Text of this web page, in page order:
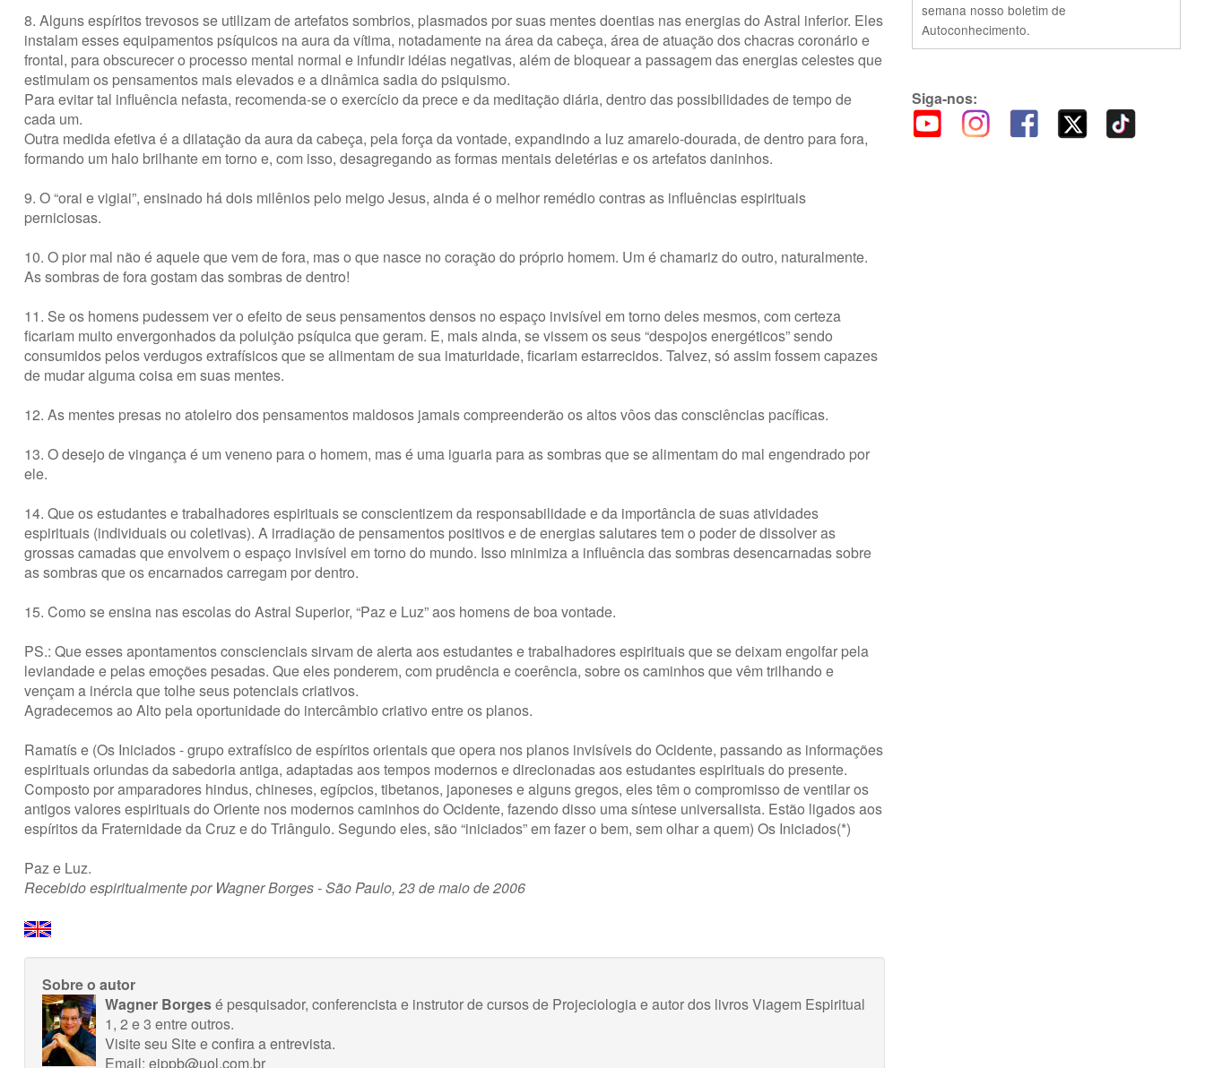
8. Alguns espíritos trevosos se utilizam de artefatos sombrios, plasmados por suas mentes doentias nas energias do Astral inferior. Eles
instalam esses equipamentos psíquicos na aura da vítima, notadamente na área da cabeça, área de atuação dos chacras coronário e
frontal, para obscurecer o processo mental normal e infundir idéias negativas, além de bloquear a passagem das energias celestes que
estimulam os pensamentos mais elevados e a dinâmica sadia do psiquismo.
Para evitar tal influência nefasta, recomenda-se o exercício da prece e da meditação diária, dentro das possibilidades de tempo de
cada um.
Outra medida efetiva é a dilatação da aura da cabeça, pela força da vontade, expandindo a luz amarelo-dourada, de dentro para fora,
formando um halo brilhante em torno e, com isso, desagregando as formas mentais deletérias e os artefatos daninhos.
9. O “orai e vigiai”, ensinado há dois milênios pelo meigo Jesus, ainda é o melhor remédio contras as influências espirituais
perniciosas.
10. O pior mal não é aquele que vem de fora, mas o que nasce no coração do próprio homem. Um é chamariz do outro, naturalmente.
As sombras de fora gostam das sombras de dentro!
11. Se os homens pudessem ver o efeito de seus pensamentos densos no espaço invisível em torno deles mesmos, com certeza
ficariam muito envergonhados da poluição psíquica que geram. E, mais ainda, se vissem os seus “despojos energéticos” sendo
consumidos pelos verdugos extrafísicos que se alimentam de sua imaturidade, ficariam estarrecidos. Talvez, só assim fossem capazes
de mudar alguma coisa em suas mentes.
12. As mentes presas no atoleiro dos pensamentos maldosos jamais compreenderão os altos vôos das consciências pacíficas.
13. O desejo de vingança é um veneno para o homem, mas é uma iguaria para as sombras que se alimentam do mal engendrado por
ele.
14. Que os estudantes e trabalhadores espirituais se conscientizem da responsabilidade e da importância de suas atividades
espirituais (individuais ou coletivas). A irradiação de pensamentos positivos e de energias salutares tem o poder de dissolver as
grossas camadas que envolvem o espaço invisível em torno do mundo. Isso minimiza a influência das sombras desencarnadas sobre
as sombras que os encarnados carregam por dentro.
15. Como se ensina nas escolas do Astral Superior, “Paz e Luz” aos homens de boa vontade.
PS.: Que esses apontamentos conscienciais sirvam de alerta aos estudantes e trabalhadores espirituais que se deixam engolfar pela
leviandade e pelas emoções pesadas. Que eles ponderem, com prudência e coerência, sobre os caminhos que vêm trilhando e
vençam a inércia que tolhe seus potenciais criativos.
Agradecemos ao Alto pela oportunidade do intercâmbio criativo entre os planos.
Ramatís e (Os Iniciados - grupo extrafísico de espíritos orientais que opera nos planos invisíveis do Ocidente, passando as informações
espirituais oriundas da sabedoria antiga, adaptadas aos tempos modernos e direcionadas aos estudantes espirituais do presente.
Composto por amparadores hindus, chineses, egípcios, tibetanos, japoneses e alguns gregos, eles têm o compromisso de ventilar os
antigos valores espirituais do Oriente nos modernos caminhos do Ocidente, fazendo disso uma síntese universalista. Estão ligados aos
espíritos da Fraternidade da Cruz e do Triângulo. Segundo eles, são “iniciados” em fazer o bem, sem olhar a quem) Os Iniciados(*)
Paz e Luz.
Recebido espiritualmente por Wagner Borges - São Paulo, 23 de maio de 2006
Sobre o autor
Wagner Borgesé pesquisador, conferencista e instrutor de cursos de Projeciologia e autor dos livros Viagem Espiritual
1, 2 e 3 entre outros.
Visite seu Siteeconfira a entrevista.
Email: eippb@uol.com.br
semana nosso boletim de
Autoconhecimento.
Siga-nos: